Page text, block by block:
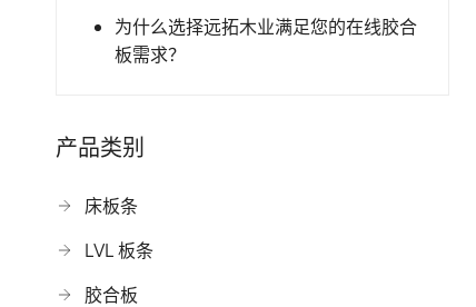
为什么选择远拓木业满足您的在线胶合
板需求？
产品类别
床板条
LVL 板条
胶合板